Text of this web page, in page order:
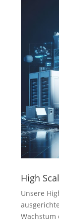
High
Unsere
Wachstum